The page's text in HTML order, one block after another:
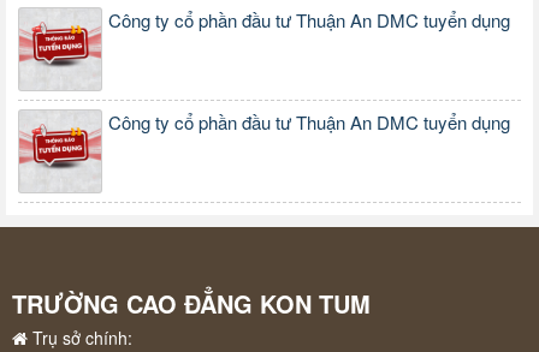
Công ty cổ phần đầu tư Thuận An DMC tuyển dụng
Công ty cổ phần đầu tư Thuận An DMC tuyển dụng
TRƯỜNG CAO ĐẲNG KON TUM
Trụ sở chính: